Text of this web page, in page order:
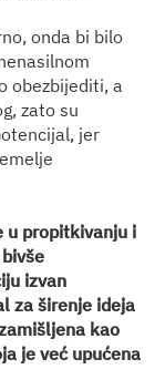
onda bi bilo
obezbijediti, a
zato su
jer
u propitkivanju i
izvan
za širenje ideja
kao
je već upućena